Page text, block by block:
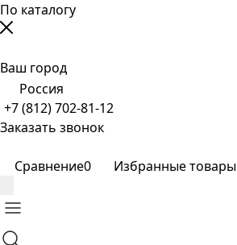
По каталогу
Ваш город
Россия
+7 (812) 702-81-12
Заказать звонок
Сравнение0 Избранные товары